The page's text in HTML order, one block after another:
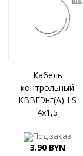
Кабель
контрольный
КВВГЭнг(A)-LS
4x1,5
Под заказ
3.90 BYN